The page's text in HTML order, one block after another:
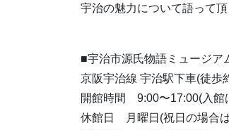
宇治の魅力について語って頂
■宇治市源氏物語ミュージア
京阪宇治線 宇治駅下車(徒歩
開館時間 9:00〜17:00(入館
休館日 月曜日(祝日の場合